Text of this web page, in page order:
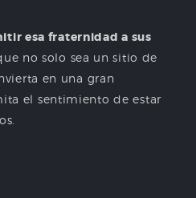
esa fraternidad a sus
no solo sea un sitio de
en una gran
el sentimiento de estar